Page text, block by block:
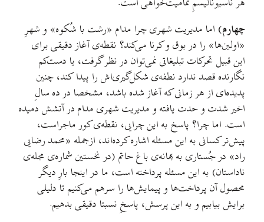
چهارم) اما مدیریت شهری چرا مدام «رشت با شُکوه» و شهرِ
«اولین‌ها» را در بوق و کرنا می‌کند؟ نقطه‌ی آغاز دقیقی برای
این‌ قبیل تحرکات تبلیغاتی نمی‌توان در نظر گرفت،‌ یا دست‌کم
نگارنده قصد ندارد نطفه‌ی شکل‌گیری‌اش را پیدا کند، چنین
پدیده‌ای از هر زمانی که آغاز شده باشد، مشخصا در ده سالِ
اخیر شدت و حدت یافته و مدیریت شهری مدام در آتشش دمیده
است. اما چرا؟ پاسخ به این چرایی، نقطه‌ی کور ماجراست،
پیش‌تر کسانی به این مسئله اشاره کرده‌اند، ازجمله «محمد رضایی
راد» در جُستاری به بهانه‌ی باغ حاتم (در نخستین شماره‌ی مجله‌ی
ناداستان) به این مسئله پرداخته است، ما در اینجا بارِ دیگر
محصول آن پرداخت‌ها و پیمایش‌ها را سرهم می‌کنیم تا دلیلی
برایش بیابیم و به این پرسش، پاسخِ نسبتا دقیقی بدهیم.